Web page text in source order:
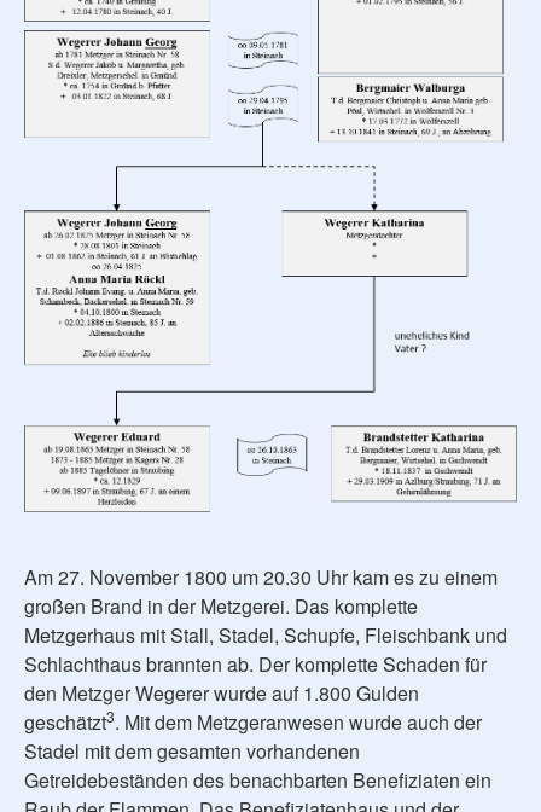
Am 27. November 1800 um 20.30 Uhr kam es zu einem
großen Brand in der Metzgerei. Das komplette
Metzgerhaus mit Stall, Stadel, Schupfe, Fleischbank und
Schlachthaus brannten ab. Der komplette Schaden für
den Metzger Wegerer wurde auf 1.800 Gulden
geschätzt3. Mit dem Metzgeranwesen wurde auch der
Stadel mit dem gesamten vorhandenen
Getreidebeständen des benachbarten Benefiziaten ein